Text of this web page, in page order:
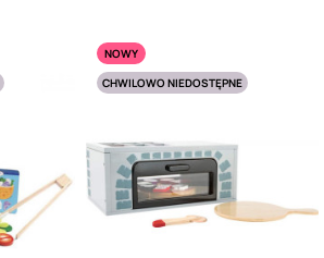
NOWY
CHWILOWO NIEDOSTĘPNE